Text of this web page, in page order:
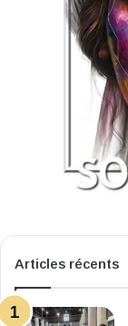
Articles récents